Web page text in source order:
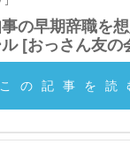
の早期辞職を
[おっさん友
この記事を読